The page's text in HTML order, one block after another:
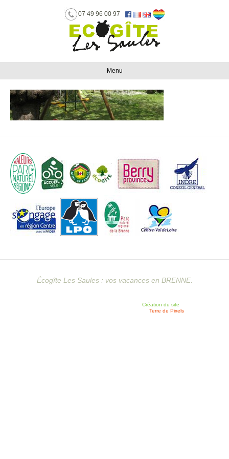
07 49 96 00 97
Menu
Écogîte Les Saules : vos vacances en BRENNE.
Création du site
Terre de Pixels